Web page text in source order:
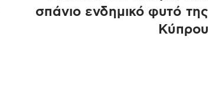
σπάνιο ενδημικό φυτό της
Κύπρου